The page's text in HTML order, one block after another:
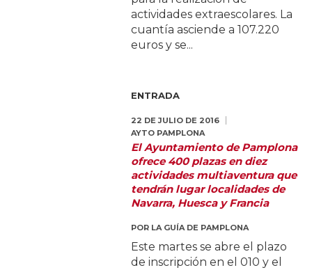
actividades extraescolares. La
cuantía asciende a 107.220
euros y se...
ENTRADA
22 DE JULIO DE 2016
AYTO PAMPLONA
El Ayuntamiento de Pamplona
ofrece 400 plazas en diez
actividades multiaventura que
tendrán lugar localidades de
Navarra, Huesca y Francia
POR LA GUÍA DE PAMPLONA
Este martes se abre el plazo
de inscripción en el 010 y el